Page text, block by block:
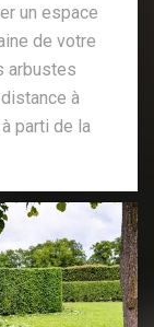
un espace
de votre
arbustes
à
parti de la